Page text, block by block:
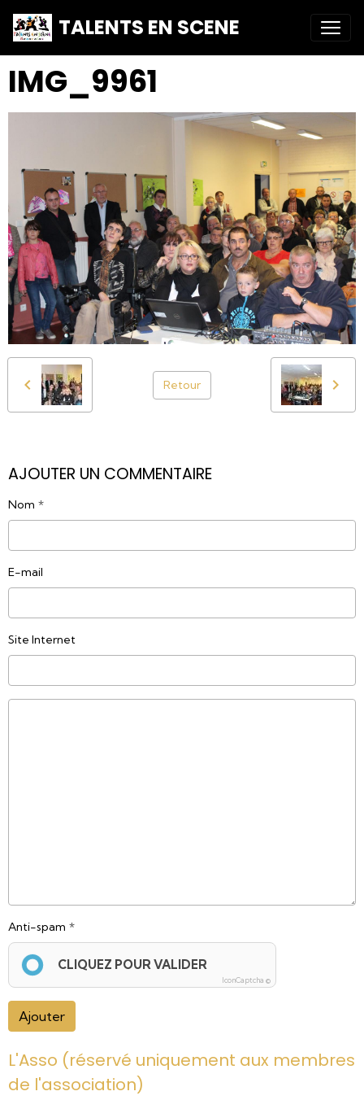
TALENTS EN SCENE
IMG_9961
Retour
AJOUTER UN COMMENTAIRE
Nom
E-mail
Site Internet
Anti-spam
CLIQUEZ POUR VALIDER
IconCaptcha ©
Ajouter
L'Asso (réservé uniquement aux membres
de l'association)